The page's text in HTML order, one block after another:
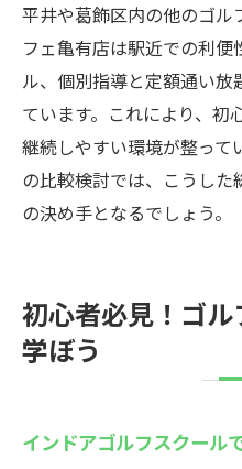
クール
インドアゴルフ
徹底解説
会員限定のイン
活用しよう
手ぶら通学など
スクールの魅力
定額通い放題の亀有
ランの活用法
平井や葛飾区内の他のゴル
フェ亀有店は駅近での利
ル、個別指導と定額通い
ています。これにより、初
継続しやすい環境が整って
の比較検討では、こうし
の決め手となるでしょう。
初心者必見！ゴ
学ぼう
インドアゴルフスクール